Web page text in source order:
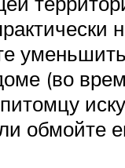
(во
обмойте